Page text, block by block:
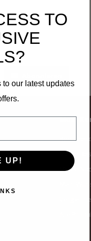
Mein
Meine
Meine
Mein
Alle
TO
our latest updates
UP!